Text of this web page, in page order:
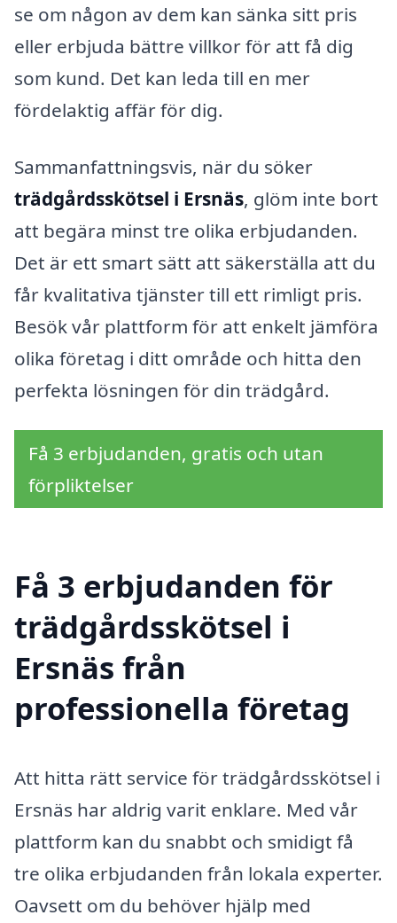
se om någon av dem kan sänka sitt pris
eller erbjuda bättre villkor för att få dig
som kund. Det kan leda till en mer
fördelaktig affär för dig.
Sammanfattningsvis, när du söker
trädgårdsskötsel i Ersnäs, glöm inte bort
att begära minst tre olika erbjudanden.
Det är ett smart sätt att säkerställa att du
får kvalitativa tjänster till ett rimligt pris.
Besök vår plattform för att enkelt jämföra
olika företag i ditt område och hitta den
perfekta lösningen för din trädgård.
Få 3 erbjudanden, gratis och utan
förpliktelser
Få 3 erbjudanden för
trädgårdsskötsel i
Ersnäs från
professionella företag
Att hitta rätt service för trädgårdsskötsel i
Ersnäs har aldrig varit enklare. Med vår
plattform kan du snabbt och smidigt få
tre olika erbjudanden från lokala experter.
Oavsett om du behöver hjälp med